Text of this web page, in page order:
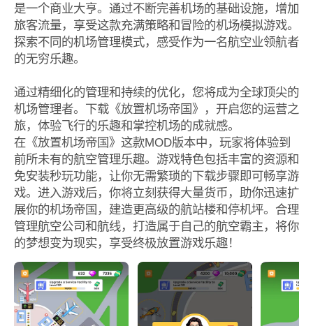
是一个商业大亨。通过不断完善机场的基础设施，增加
旅客流量，享受这款充满策略和冒险的机场模拟游戏。
探索不同的机场管理模式，感受作为一名航空业领航者
的无穷乐趣。
通过精细化的管理和持续的优化，您将成为全球顶尖的
机场管理者。下载《放置机场帝国》，开启您的运营之
旅，体验飞行的乐趣和掌控机场的成就感。
在《放置机场帝国》这款MOD版本中，玩家将体验到
前所未有的航空管理乐趣。游戏特色包括丰富的资源和
免安装秒玩功能，让你无需繁琐的下载步骤即可畅享游
戏。进入游戏后，你将立刻获得大量货币，助你迅速扩
展你的机场帝国，建造更高级的航站楼和停机坪。合理
管理航空公司和航线，打造属于自己的航空霸主，将你
的梦想变为现实，享受终极放置游戏乐趣！